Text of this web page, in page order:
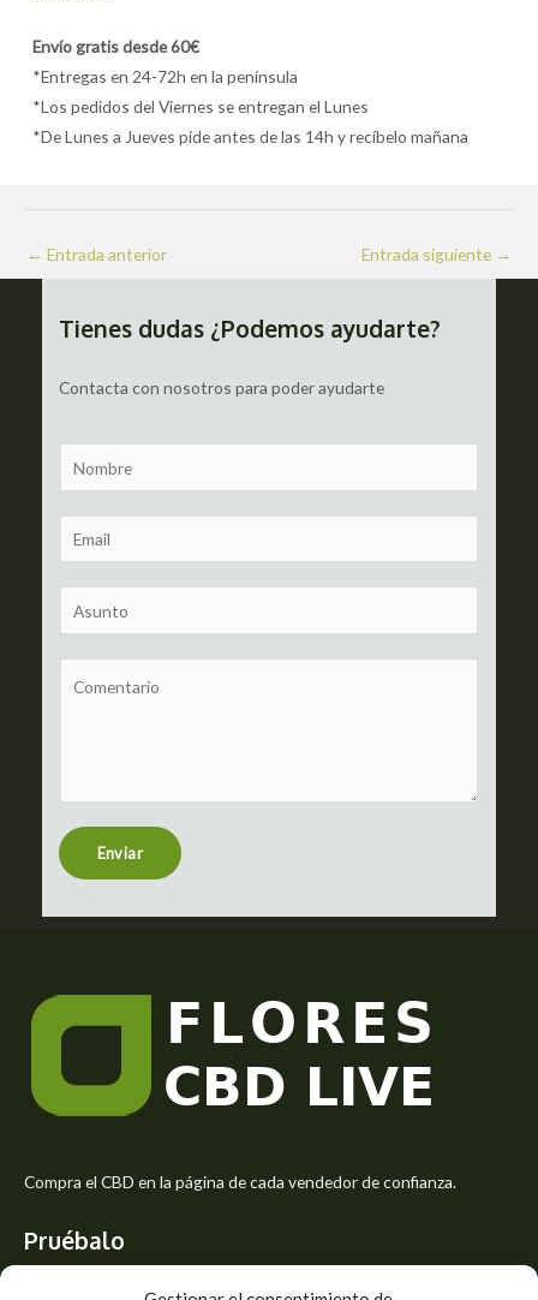
Envío gratis desde 60€
*Entregas en 24-72h en la península
*Los pedidos del Viernes se entregan el Lunes
*De Lunes a Jueves pide antes de las 14h y recíbelo mañana
Navegación
de
← Entrada anterior Entrada siguiente →
Tienes dudas ¿Podemos ayudarte?
Contacta con nosotros para poder ayudarte
a
m
m
a
u
b
t
r
s
e
Enviar
Compra el CBD en la página de cada vendedor de confianza.
Pruébalo
Siente el mejor aroma de las flores CBD y usa los beneficios del